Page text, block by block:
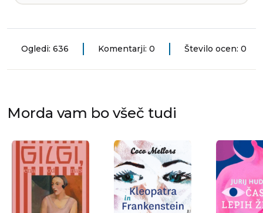
Ogledi: 636 Komentarji: 0 Število ocen: 0
Morda vam bo všeč tudi